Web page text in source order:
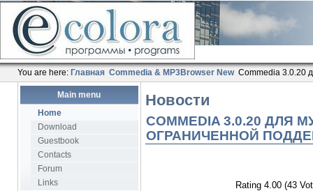
You are here: Главная Commedia & MP3Browser New Commedia 3.0.20
Main menu
Home
Download
Guestbook
Contacts
Forum
Links
Новости
COMMEDIA 3.0.20
ОГРАНИЧЕННОЙ
Rating 4.00 (43